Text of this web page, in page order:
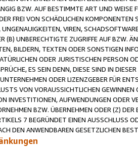
BZW. AUF BESTIMMTE ART UND
FREI VON SCHÄDLICHEN
UNGENAUIGKEITEN, VIREN,
(B) UNBERECHTIGTE ZUGRIFFE AUF BZW.
BILDERN, TEXTEN ODER SONSTIGEN
ODER JURISTISCHEN PERSON
ES SEIN DENN, DIESE SIND IN
ODER LIZENZGEBER FÜR
VON VORAUSSICHTLICHEN
INVESTITIONEN, AUFWENDUNGEN ODER
BZW. ÜBERNEHMEN ODER (Z)
7 BEGRÜNDET EINEN AUSSCHLUSS
DEN ANWENDBAREN GESETZLICHEN